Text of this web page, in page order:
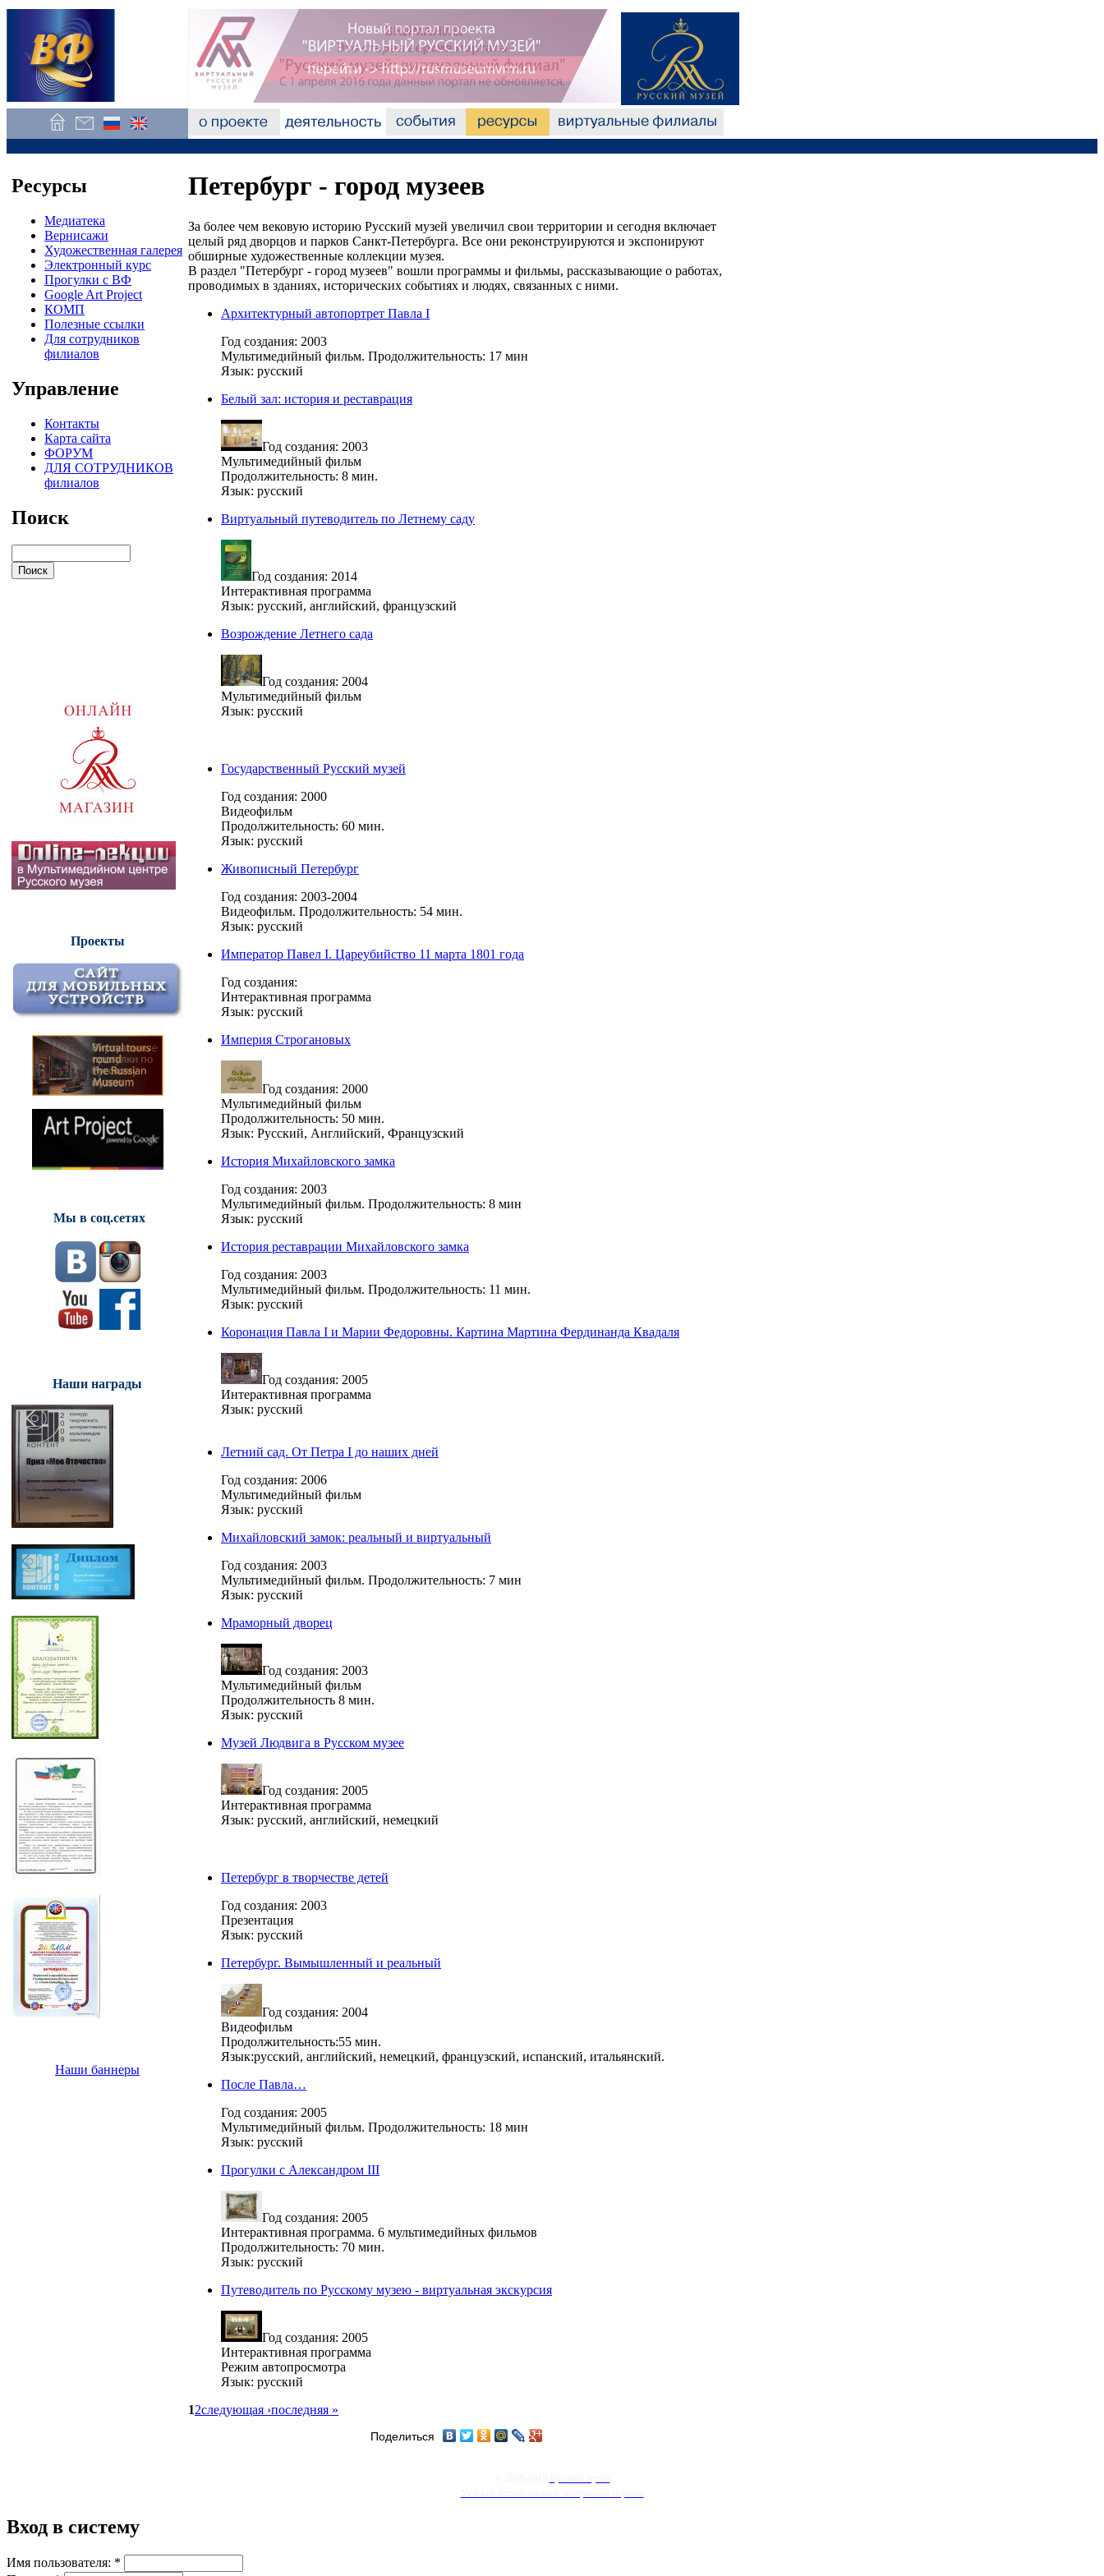
Ресурсы
Медиатека
Вернисажи
Художественная галерея
Электронный курс
Прогулки с ВФ
Google Art Project
КОМП
Полезные ссылки
Для сотрудников
филиалов
Управление
Контакты
Карта сайта
ФОРУМ
ДЛЯ СОТРУДНИКОВ
филиалов
Поиск
Проекты
Мы в соц.сетях
Наши награды
Наши баннеры
Петербург - город музеев
За более чем вековую историю Русский музей увеличил свои территории и сегодня включает
целый ряд дворцов и парков Санкт-Петербурга. Все они реконструируются и экспонируют
обширные художественные коллекции музея.
В раздел "Петербург - город музеев" вошли программы и фильмы, рассказывающие о работах,
проводимых в зданиях, исторических событиях и людях, связанных с ними.
Архитектурный автопортрет Павла I
Год создания: 2003
Мультимедийный фильм. Продолжительность: 17 мин
Язык: русский
Белый зал: история и реставрация
Год создания: 2003
Мультимедийный фильм
Продолжительность: 8 мин.
Язык: русский
Виртуальный путеводитель по Летнему саду
Год создания: 2014
Интерактивная программа
Язык: русский, английский, французский
Возрождение Летнего сада
Год создания: 2004
Мультимедийный фильм
Язык: русский
Государственный Русский музей
Год создания: 2000
Видеофильм
Продолжительность: 60 мин.
Язык: русский
Живописный Петербург
Год создания: 2003-2004
Видеофильм. Продолжительность: 54 мин.
Язык: русский
Император Павел I. Цареубийство 11 марта 1801 года
Год создания:
Интерактивная программа
Язык: русский
Империя Строгановых
Год создания: 2000
Мультимедийный фильм
Продолжительность: 50 мин.
Язык: Русский, Английский, Французский
История Михайловского замка
Год создания: 2003
Мультимедийный фильм. Продолжительность: 8 мин
Язык: русский
История реставрации Михайловского замка
Год создания: 2003
Мультимедийный фильм. Продолжительность: 11 мин.
Язык: русский
Коронация Павла I и Марии Федоровны. Картина Мартина Фердинанда Квадаля
Год создания: 2005
Интерактивная программа
Язык: русский
Летний сад. От Петра I до наших дней
Год создания: 2006
Мультимедийный фильм
Язык: русский
Михайловский замок: реальный и виртуальный
Год создания: 2003
Мультимедийный фильм. Продолжительность: 7 мин
Язык: русский
Мраморный дворец
Год создания: 2003
Мультимедийный фильм
Продолжительность 8 мин.
Язык: русский
Музей Людвига в Русском музее
Год создания: 2005
Интерактивная программа
Язык: русский, английский, немецкий
Петербург в творчестве детей
Год создания: 2003
Презентация
Язык: русский
Петербург. Вымышленный и реальный
Год создания: 2004
Видеофильм
Продолжительность:55 мин.
Язык:русский, английский, немецкий, французский, испанский, итальянский.
После Павла…
Год создания: 2005
Мультимедийный фильм. Продолжительность: 18 мин
Язык: русский
Прогулки с Александром III
Год создания: 2005
Интерактивная программа. 6 мультимедийных фильмов
Продолжительность: 70 мин.
Язык: русский
Путеводитель по Русскому музею - виртуальная экскурсия
Год создания: 2005
Интерактивная программа
Режим автопросмотра
Язык: русский
12следующая ›последняя »
Поделиться
Вход в систему
Имя пользователя: *